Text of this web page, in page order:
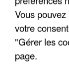
Vous
votre
"Gérer les
page.